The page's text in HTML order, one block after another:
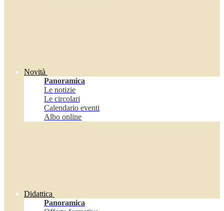
Novità
Panoramica
Le notizie
Le circolari
Calendario eventi
Albo online
Didattica
Panoramica